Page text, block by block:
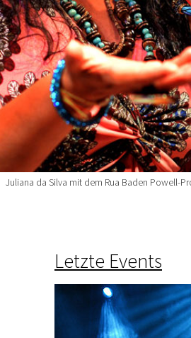
Juliana da Silva mit dem Rua Baden Powell-
Letzte Events